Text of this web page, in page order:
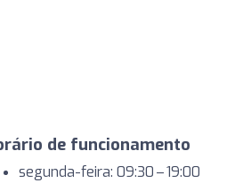
de funcionamento
segunda-feira: 09:30 – 19:00